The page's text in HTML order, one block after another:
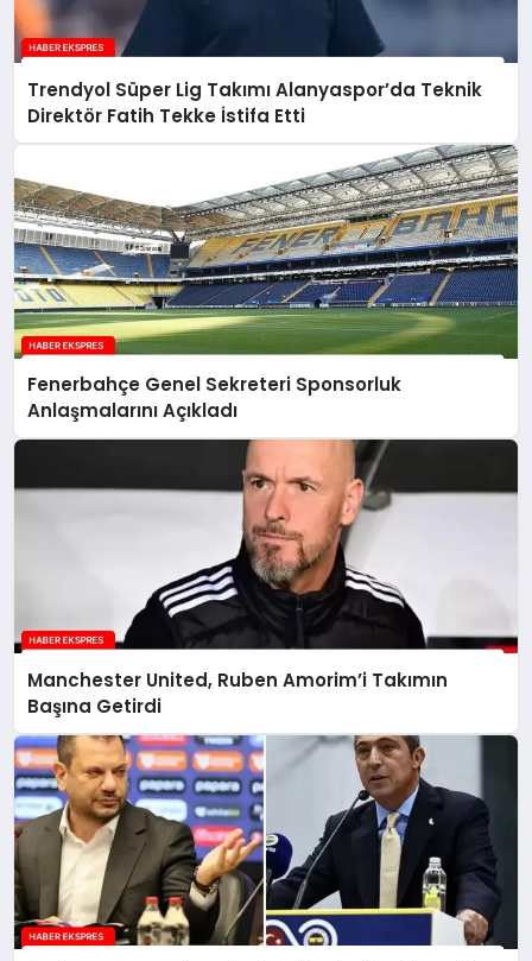
Trendyol Süper Lig Takımı Alanyaspor’da Teknik
Direktör Fatih Tekke İstifa Etti
Fenerbahçe Genel Sekreteri Sponsorluk
Anlaşmalarını Açıkladı
Manchester United, Ruben Amorim’i Takımın
Başına Getirdi